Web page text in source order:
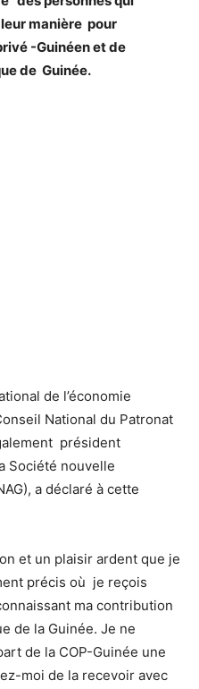
manière pour
-Guinéen et de
de Guinée.
de l’économie
National du Patronat
président
Société nouvelle
a déclaré à cette
et un plaisir ardent que je
précis où je reçois
ma contribution
de la Guinée. Je ne
de la COP-Guinée une
moi de la recevoir avec